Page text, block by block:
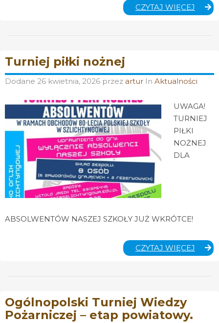
CZYTAJ WIĘCEJ
Turniej piłki nożnej
Dodane 26 kwietnia, 2026 przez artur In Aktualności
UWAGA!
TURNIEJ
PIŁKI
NOŻNEJ
DLA
ABSOLWENTÓW NASZEJ SZKOŁY JUŻ WKRÓTCE!
CZYTAJ WIĘCEJ
PIŁKI
Ogólnopolski Turniej Wiedzy
Pożarniczej – etap powiatowy.